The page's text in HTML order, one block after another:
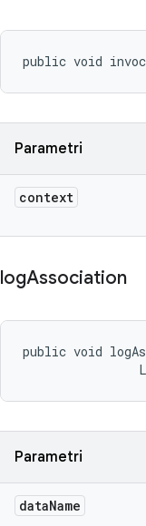
public void
Parametri
context
logAssociation
public void
Parametri
dataName